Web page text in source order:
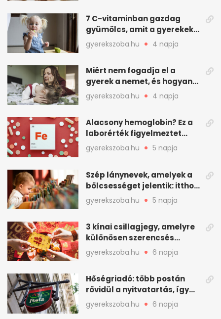
7 C-vitaminban gazdag
gyümölcs, amit a gyerekek
is szívesen megesznek
gyerekszoba.hu 4 napja
Miért nem fogadja el a
gyerek a nemet, és hogyan
mondd ki jól?
gyerekszoba.hu 4 napja
Alacsony hemoglobin? Ez a
laborérték figyelmeztet
vashiányra
gyerekszoba.hu 5 napja
Szép lánynevek, amelyek a
bölcsességet jelentik: itthon
is adhatók
gyerekszoba.hu 5 napja
3 kínai csillagjegy, amelyre
különösen szerencsés
augusztus vár
gyerekszoba.hu 6 napja
Hőségriadó: több postán
rövidül a nyitvatartás, így
intézkedik a Magyar Posta
gyerekszoba.hu 6 napja